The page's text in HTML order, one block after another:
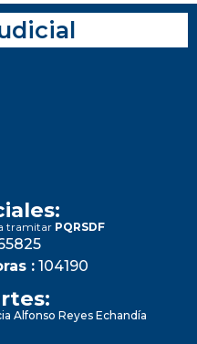
tramitar PQRSDF
: 104190
Alfonso Reyes Echandía